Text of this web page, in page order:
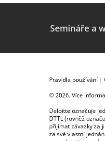
Semináře a
Pravidla používání |
© 2026. Více
Deloitte označuje
DTTL (rovněž
přijímat závazky za
za své vlastní